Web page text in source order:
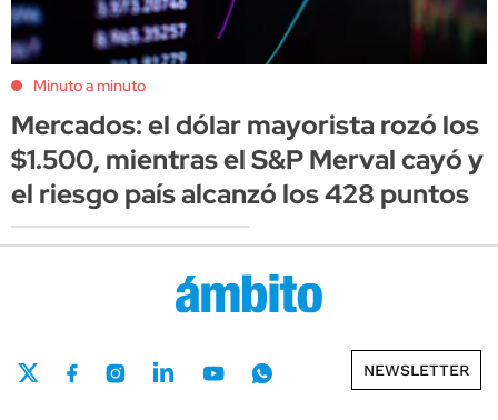
Minuto a minuto
Mercados: el dólar mayorista rozó los
$1.500, mientras el S&P Merval cayó y
el riesgo país alcanzó los 428 puntos
NEWSLETTER